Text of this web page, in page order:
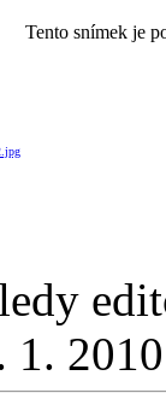
Tento snímek je